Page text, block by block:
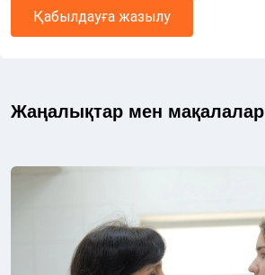
Қабылдауға жазылу
Жаңалықтар мен мақалалар